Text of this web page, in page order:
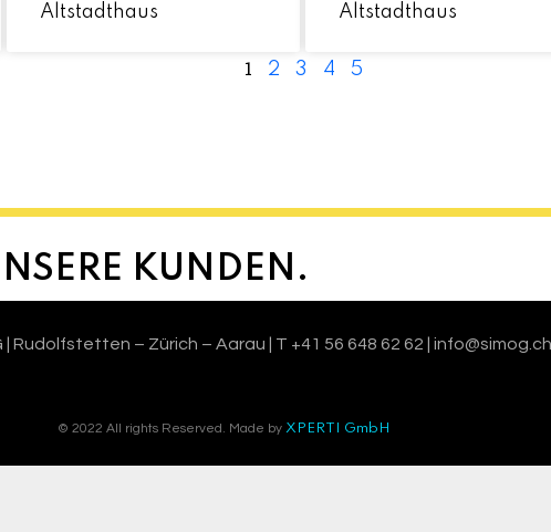
Altstadthaus
Altstadthaus
1 2 3 4 5
KUNDEN.
| Rudolfstetten – Zürich – Aarau | T +41 56 648 62 62 | info@simog.ch
© 2022 All rights Reserved. Made byXPERTI GmbH